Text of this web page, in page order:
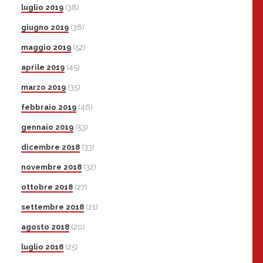
luglio 2019(38)
giugno 2019(38)
maggio 2019(52)
aprile 2019(45)
marzo 2019(35)
febbraio 2019(46)
gennaio 2019(53)
dicembre 2018(33)
novembre 2018(32)
ottobre 2018(27)
settembre 2018(21)
agosto 2018(20)
luglio 2018(25)